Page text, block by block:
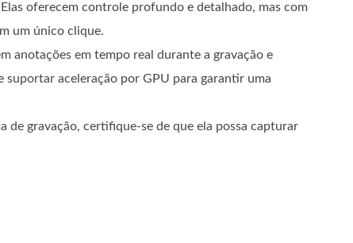
oferecem controle profundo e detalhado, mas com
um único clique.
anotações em tempo real durante a gravação e
suportar aceleração por GPU para garantir uma
gravação, certifique-se de que ela possa capturar